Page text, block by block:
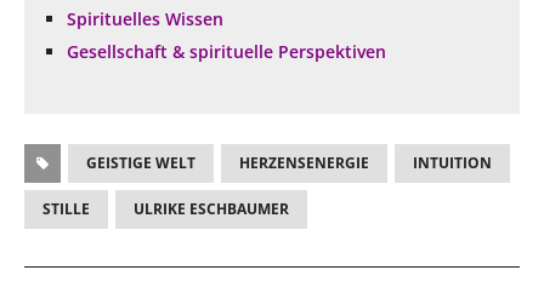
Spirituelles Wissen
Gesellschaft & spirituelle Perspektiven
GEISTIGE WELT HERZENSENERGIE INTUITION
STILLE ULRIKE ESCHBAUMER